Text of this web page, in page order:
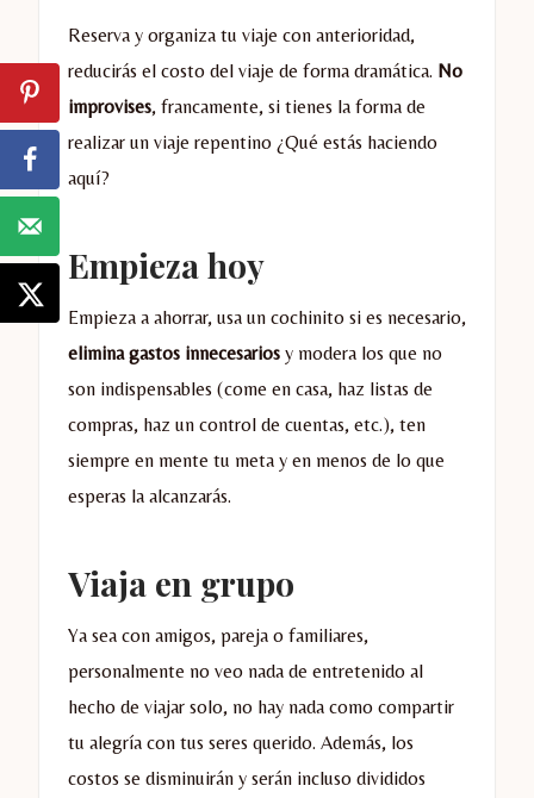
Reserva y organiza tu viaje con anterioridad,
reducirás el costo del viaje de forma dramática. No
improvises, francamente, si tienes la forma de
realizar un viaje repentino ¿Qué estás haciendo
aquí?
Empieza hoy
Empieza a ahorrar, usa un cochinito si es necesario,
elimina gastos innecesarios y modera los que no
son indispensables (come en casa, haz listas de
compras, haz un control de cuentas, etc.), ten
siempre en mente tu meta y en menos de lo que
esperas la alcanzarás.
Viaja en grupo
Ya sea con amigos, pareja o familiares,
personalmente no veo nada de entretenido al
hecho de viajar solo, no hay nada como compartir
tu alegría con tus seres querido. Además, los
costos se disminuirán y serán incluso divididos